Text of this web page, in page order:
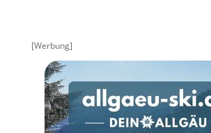
[Werbung]